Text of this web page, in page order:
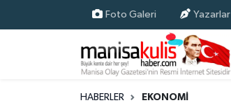
Foto Galeri Yazarlar
HABERLER EKONOMI
Yunusemre Nöbetçi Eczaneler